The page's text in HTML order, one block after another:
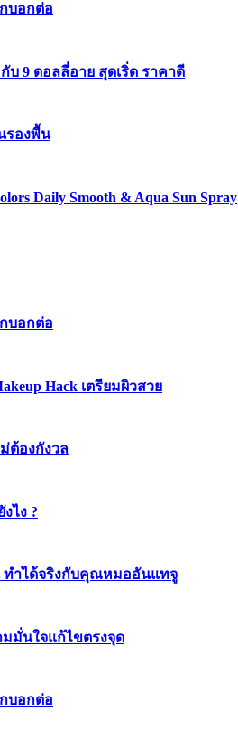
บอกต่อ
9 ดอลลี่อาย สุดเริ่ด ราคาดี
รองพื้น
Daily Smooth & Aqua Sun Spray
บอกต่อ
Hack เตรียมผิวสวย
ต้องกังวล
ไง ?
ทำได้จริงกับคุณหมออันแทจู
มั่นใจแก้ไขตรงจุด
บอกต่อ